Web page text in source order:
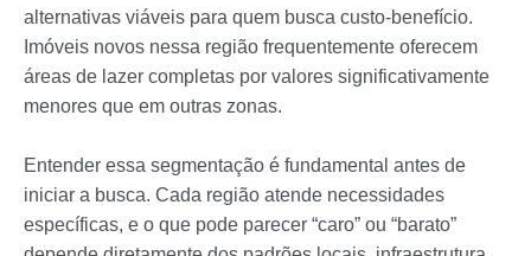
alternativas viáveis para quem busca custo-benefício.
Imóveis novos nessa região frequentemente oferecem
áreas de lazer completas por valores significativamente
menores que em outras zonas.
Entender essa segmentação é fundamental antes de
iniciar a busca. Cada região atende necessidades
específicas, e o que pode parecer “caro” ou “barato”